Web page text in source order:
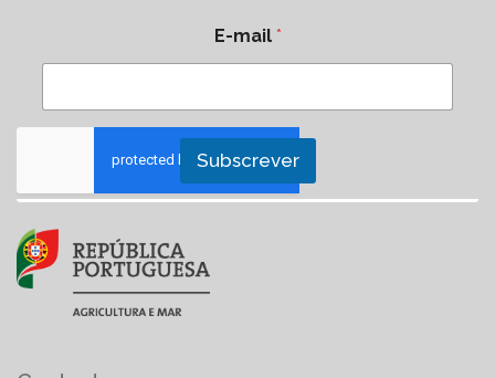
E-mail *
Subscrever